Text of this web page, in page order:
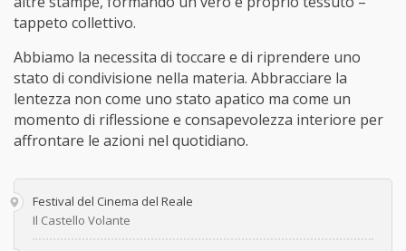
tappeto collettivo.
Abbiamo la necessita di toccare e di riprendere uno
stato di condivisione nella materia. Abbracciare la
lentezza non come uno stato apatico ma come un
momento di riflessione e consapevolezza interiore per
affrontare le azioni nel quotidiano.
Festival del Cinema del Reale
Il Castello Volante